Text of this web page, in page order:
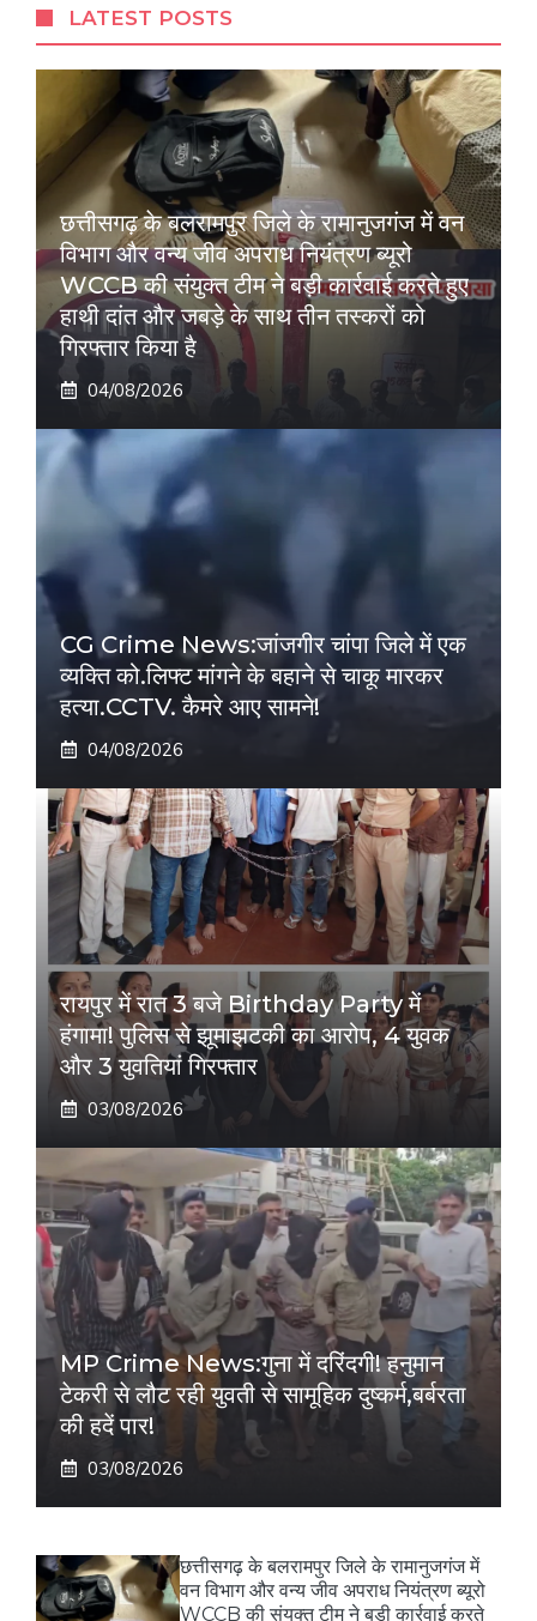
LATEST POSTS
छत्तीसगढ़ के बलरामपुर जिले के रामानुजगंज में वन
विभाग और वन्य जीव अपराध नियंत्रण ब्यूरो
WCCB की संयुक्त टीम ने बड़ी कार्रवाई करते हुए
हाथी दांत और जबड़े के साथ तीन तस्करों को
गिरफ्तार किया है
04/08/2026
CG Crime News:जांजगीर चांपा जिले में एक
व्यक्ति को.लिफ्ट मांगने के बहाने से चाकू मारकर
हत्या.CCTV. कैमरे आए सामने!
04/08/2026
रायपुर में रात 3 बजे Birthday Party में
हंगामा! पुलिस से झूमाझटकी का आरोप, 4 युवक
और 3 युवतियां गिरफ्तार
03/08/2026
MP Crime News:गुना में दरिंदगी! हनुमान
टेकरी से लौट रही युवती से सामूहिक दुष्कर्म,बर्बरता
की हदें पार!
03/08/2026
छत्तीसगढ़ के बलरामपुर जिले के रामानुजगंज में
वन विभाग और वन्य जीव अपराध नियंत्रण ब्यूरो
WCCB की संयुक्त टीम ने बड़ी कार्रवाई करते